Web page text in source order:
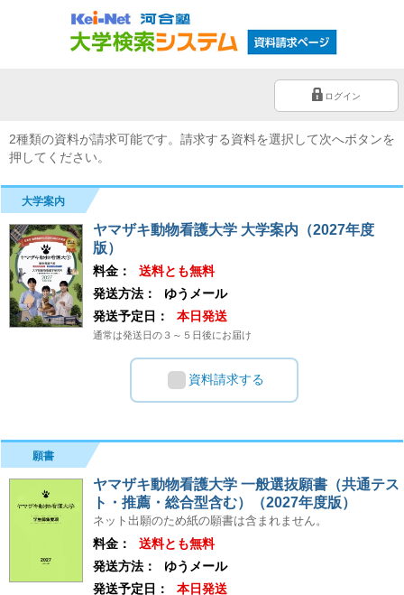
ログイン
2種類の資料が請求可能です。請求する資料を選択して次へボタンを
押してください。
大学案内
ヤマザキ動物看護大学 大学案内（2027年度
版）
料金：
送料とも無料
発送方法：
ゆうメール
発送予定日：
本日発送
通常は発送日の３～５日後にお届け
資料請求する
願書
ヤマザキ動物看護大学 一般選抜願書（共通テス
ト・推薦・総合型含む）（2027年度版）
ネット出願のため紙の願書は含まれません。
料金：
送料とも無料
発送方法：
ゆうメール
発送予定日：
本日発送